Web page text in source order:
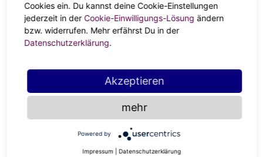
Setzt allerdings der Lagerkoller ein, muss man sich
gegenseitig eine Auszeit geben. Lange Waldspaziergänge,
vor dem Fenster bei Freunden: Abstand voneinander kann
Wunder wirken. Der Freiraum rückt Dinge in eine andere
Perspektive und macht wieder Lust auf mehr.
Und manchmal können beide auch einfach etwas
nachhelfen! Raus aus der Jogginghose, rein in Jeans und
Lieblingsschuhe, Lippenstift aufgelegt und Haare gemacht
Cookies ein. Du kannst deine Cookie-Einstellungen
jederzeit in der Cookie-Einwilligungs-Lösung ändern
bzw. widerrufen. Mehr erfährst Du in der
Datenschutzerklärung.
Akzeptieren
mehr
Powered by
Impressum Datenschutzerklärung